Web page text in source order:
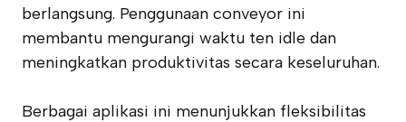
berlangsung. Penggunaan conveyor ini
membantu mengurangi waktu ten idle dan
meningkatkan produktivitas secara keseluruhan.
Berbagai aplikasi ini menunjukkan fleksibilitas